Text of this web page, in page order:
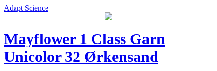
Adapt Science
Mayflower 1 Class Garn
Unicolor 32 Ørkensand